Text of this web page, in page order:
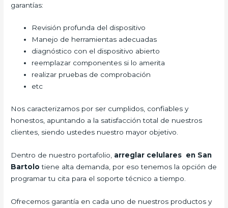
garantías:
Revisión profunda del dispositivo
Manejo de herramientas adecuadas
diagnóstico con el dispositivo abierto
reemplazar componentes si lo amerita
realizar pruebas de comprobación
etc
Nos caracterizamos por ser cumplidos, confiables y
honestos, apuntando a la satisfacción total de nuestros
clientes, siendo ustedes nuestro mayor objetivo.
Dentro de nuestro portafolio, arreglar celulares en San
Bartolo tiene alta demanda, por eso tenemos la opción de
programar tu cita para el soporte técnico a tiempo.
Ofrecemos garantía en cada uno de nuestros productos y